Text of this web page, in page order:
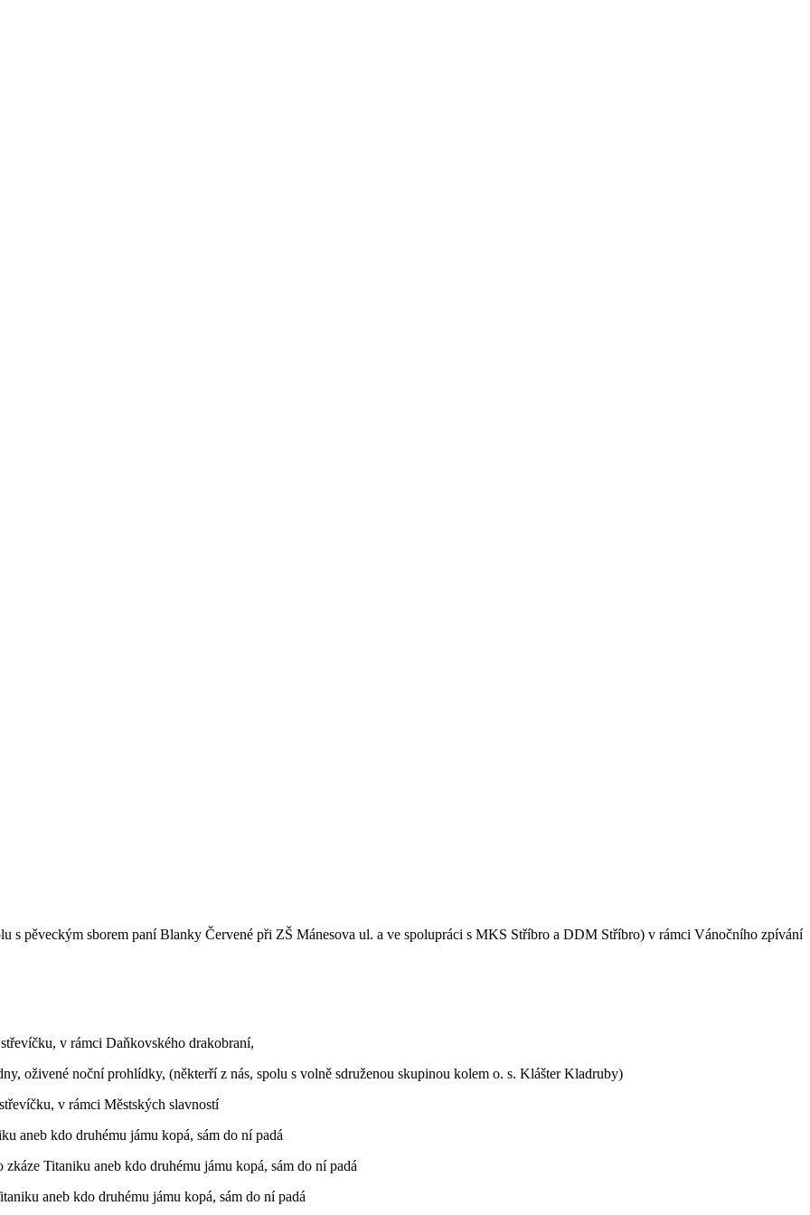
s pěveckým sborem paní Blanky Červené při ZŠ Mánesova ul. a ve spolupráci s MKS Stříbro a DDM Stříbro) v rámci Vánočního zpívání
v rámci Daňkovského drakobraní,
oživené noční prohlídky, (některří z nás, spolu s volně sdruženou skupinou kolem o. s. Klášter Kladruby)
v rámci Městských slavností
aneb kdo druhému jámu kopá, sám do ní padá
Titaniku aneb kdo druhému jámu kopá, sám do ní padá
aneb kdo druhému jámu kopá, sám do ní padá